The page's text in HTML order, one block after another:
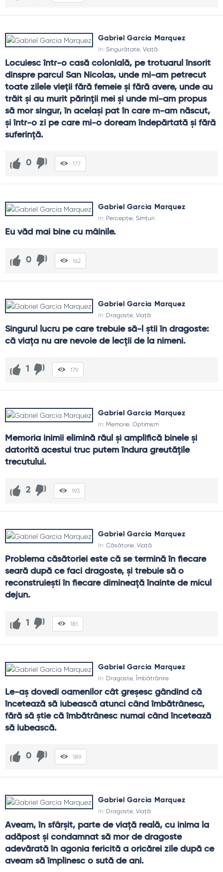
Gabriel Garcia Marquez
In: Singurătate, Viață
Locuiesc într-o casă colonială, pe trotuarul însorit
dinspre parcul San Nicolas, unde mi-am petrecut
toate zilele vieții fără femeie și fără avere, unde au
trăit și au murit părinții mei și unde mi-am propus
să mor singur, în același pat în care m-am născut,
și într-o zi pe care mi-o doream îndepărtată și fără
suferință.
0 177
Gabriel Garcia Marquez
In: Percepție, Simțuri
Eu văd mai bine cu mâinile.
0 162
Gabriel Garcia Marquez
In: Dragoste, Viață
Singurul lucru pe care trebuie să-l știi în dragoste:
că viața nu are nevoie de lecții de la nimeni.
1 179
Gabriel Garcia Marquez
In: Memorie, Optimism
Memoria inimii elimină răul și amplifică binele și
datorită acestui truc putem îndura greutățile
trecutului.
2 193
Gabriel Garcia Marquez
In: Căsătorie, Viață
Problema căsătoriei este că se termină în fiecare
seară după ce faci dragoste, și trebuie să o
reconstruiești în fiecare dimineață înainte de micul
dejun.
1 181
Gabriel Garcia Marquez
In: Dragoste, Îmbătrânire
Le-aș dovedi oamenilor cât greșesc gândind că
încetează să iubească atunci când îmbătrânesc,
fără să știe că îmbătrânesc numai când încetează
să iubească.
0 189
Gabriel Garcia Marquez
In: Dragoste, Viață
Aveam, în sfârșit, parte de viață reală, cu inima la
adăpost și condamnat să mor de dragoste
adevărată în agonia fericită a oricărei zile după ce
aveam să împlinesc o sută de ani.